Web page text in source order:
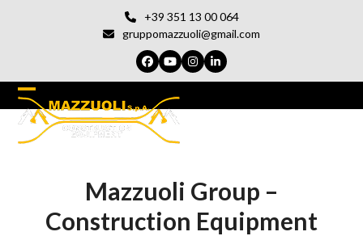
+39 351 13 00 064
gruppomazzuoli@gmail.com
Facebook
YouTubeInstagram
LinkedIn
Open
mobile
Chiudi
cellulare
Mazzuoli Group –
Construction Equipment